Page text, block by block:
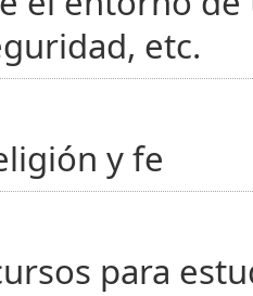
etc.
y fe
para